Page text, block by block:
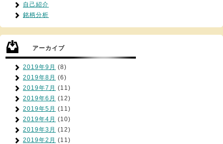
自己紹介
銘柄分析
アーカイブ
2019年9月 (8)
2019年8月 (6)
2019年7月 (11)
2019年6月 (12)
2019年5月 (11)
2019年4月 (10)
2019年3月 (12)
2019年2月 (11)